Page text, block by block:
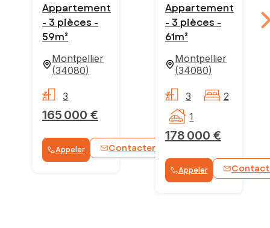
Appartement
- 3 pièces -
59m²
Montpellier
(34080)
165 000 €
3
Appeler Contacter
Appartement
- 3 pièces -
61m²
Montpellier
(34080)
178 000 €
3
2
1
Appeler